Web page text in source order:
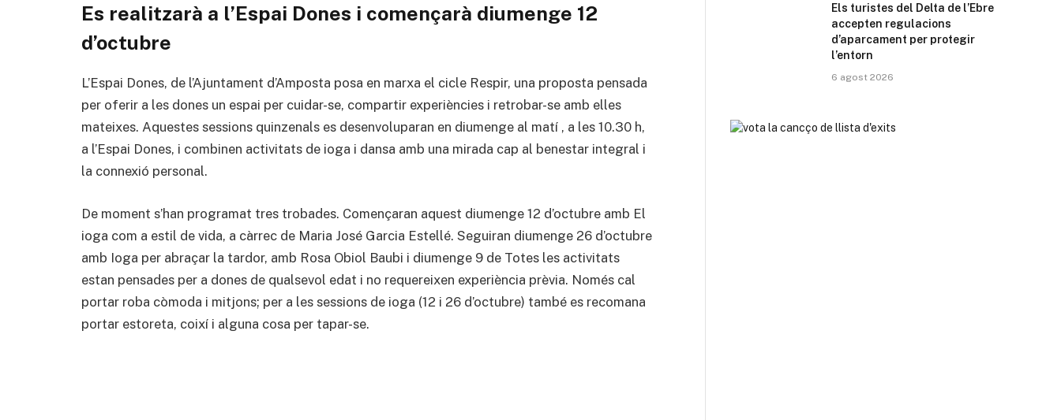
Es realitzarà a l’Espai Dones i començarà diumenge 12
d’octubre
L’Espai Dones, de l’Ajuntament d’Amposta posa en marxa el cicle Respir, una proposta pensada
per oferir a les dones un espai per cuidar-se, compartir experiències i retrobar-se amb elles
mateixes. Aquestes sessions quinzenals es desenvoluparan en diumenge al matí , a les 10.30 h,
a l’Espai Dones, i combinen activitats de ioga i dansa amb una mirada cap al benestar integral i
la connexió personal.
De moment s’han programat tres trobades. Començaran aquest diumenge 12 d’octubre amb El
ioga com a estil de vida, a càrrec de Maria José Garcia Estellé. Seguiran diumenge 26 d’octubre
amb Ioga per abraçar la tardor, amb Rosa Obiol Baubi i diumenge 9 de Totes les activitats
estan pensades per a dones de qualsevol edat i no requereixen experiència prèvia. Només cal
portar roba còmoda i mitjons; per a les sessions de ioga (12 i 26 d’octubre) també es recomana
portar estoreta, coixí i alguna cosa per tapar-se.
Els turistes del Delta de l’Ebre
accepten regulacions
d’aparcament per protegir
l’entorn
6 agost 2026